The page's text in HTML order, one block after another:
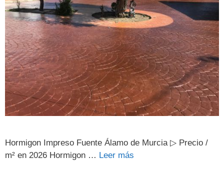
Hormigon Impreso Fuente Álamo de Murcia ▷ Precio /
m² en 2026 Hormigon … Leer más